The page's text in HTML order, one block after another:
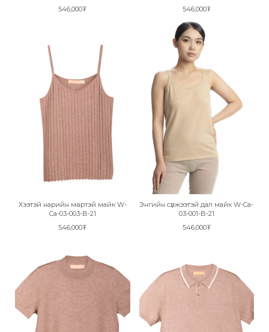
546,000₮
546,000₮
Хээтэй нарийн мөртэй майк W-
Ca-03-003-B-21
546,000₮
Энгийн сүлжээтэй дал майк W-Ca-
03-001-B-21
546,000₮